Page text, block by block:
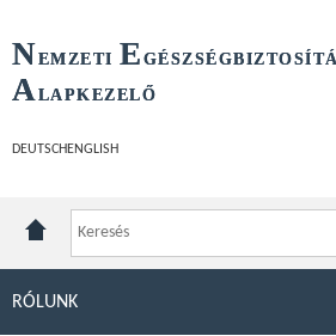
NEMZETI E
ALAPKEZELŐ
DEUTSCH ENGLISH
RÓLUNK